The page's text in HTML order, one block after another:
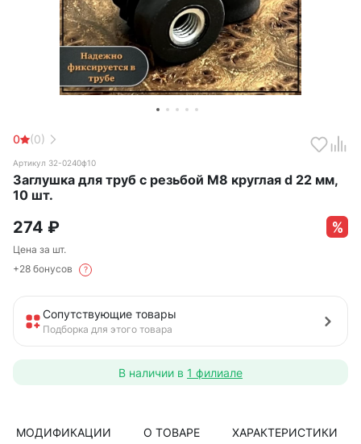
0 (0)
Артикул 32-0240ф10
Заглушка для труб с резьбой М8 круглая d 22 мм,
10 шт.
274 ₽
Цена за шт.
+28 бонусов
?
Сопутствующие товары
Подборка для этого товара
В наличии в 1 филиале
МОДИФИКАЦИИ О ТОВАРЕ ХАРАКТЕРИСТИКИ